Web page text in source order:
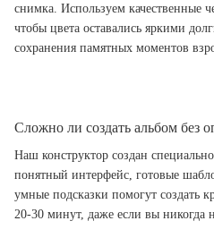
снимка. Используем качественные
чтобы цвета оставались яркими
сохранения памятных моментов
Сложно ли создать альбом без
Наш конструктор создан
понятный интерфейс, готовые
умные подсказки помогут создать
20-30 минут, даже если вы никогда